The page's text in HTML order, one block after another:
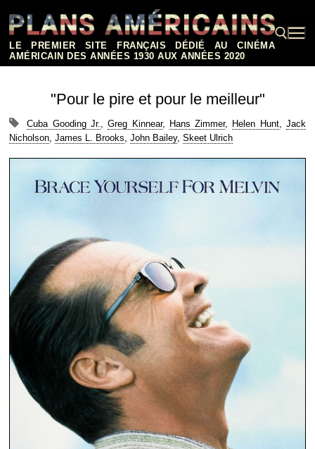
contenu
LE PREMIER SITE FRANÇAIS DÉDIÉ AU CINÉMA
AMÉRICAIN DES ANNÉES 1930 AUX ANNÉES 2020
"Pour le pire et pour le meilleur"
Cuba Gooding Jr.,Greg Kinnear, Hans Zimmer, Helen Hunt,Jack
Nicholson, James L. Brooks, John Bailey, Skeet Ulrich